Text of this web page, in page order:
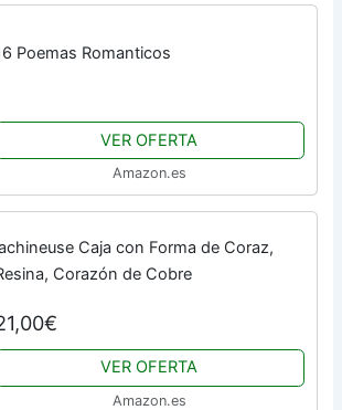
Poemas Romanticos
VER OFERTA
Amazon.es
Caja con Forma de Coraz,
Corazón de Cobre
VER OFERTA
Amazon.es